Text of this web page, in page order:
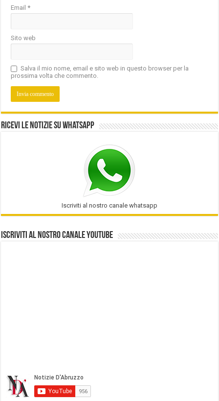
Email*
Sito web
Salva il mio nome, email e sito web in questo browser per la
prossima volta che commento.
Ricevi le notizie su Whatsapp
Iscriviti al nostro canale whatsapp
Iscriviti al nostro Canale Youtube